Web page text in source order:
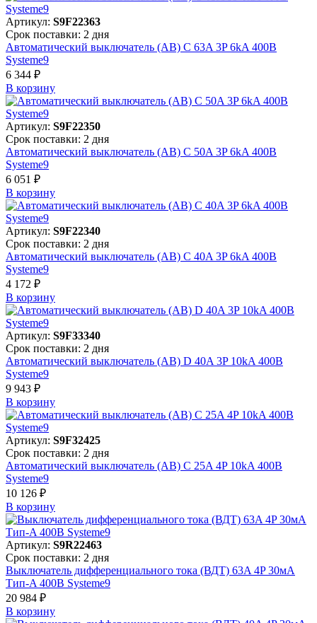
Артикул: S9F22363
Срок поставки: 2 дня
Автоматический выключатель (АВ) C 63A 3P 6kA 400В
Systeme9
6 344 ₽
В корзинy
Артикул: S9F22350
Срок поставки: 2 дня
Автоматический выключатель (АВ) C 50A 3P 6kA 400В
Systeme9
6 051 ₽
В корзинy
Артикул: S9F22340
Срок поставки: 2 дня
Автоматический выключатель (АВ) C 40A 3P 6kA 400В
Systeme9
4 172 ₽
В корзинy
Артикул: S9F33340
Срок поставки: 2 дня
Автоматический выключатель (АВ) D 40A 3P 10kA 400В
Systeme9
9 943 ₽
В корзинy
Артикул: S9F32425
Срок поставки: 2 дня
Автоматический выключатель (АВ) C 25A 4P 10kA 400В
Systeme9
10 126 ₽
В корзинy
Артикул: S9R22463
Срок поставки: 2 дня
Выключатель дифференциального тока (ВДТ) 63A 4P 30мА
Тип-A 400В Systeme9
20 984 ₽
В корзинy